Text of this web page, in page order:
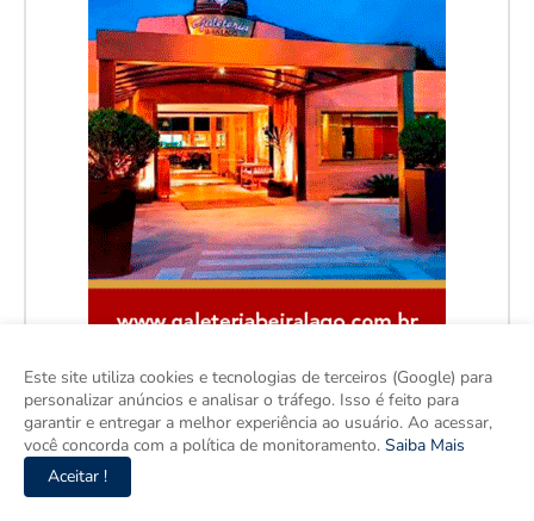
Facebook
Este site utiliza cookies e tecnologias de terceiros (Google) para
personalizar anúncios e analisar o tráfego. Isso é feito para
garantir e entregar a melhor experiência ao usuário. Ao acessar,
você concorda com a política de monitoramento. Saiba Mais
Aceitar !